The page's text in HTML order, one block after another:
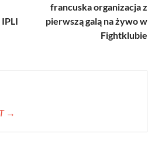
francuska organizacja z
pierwszą galą na żywo w
Fightklubie
→